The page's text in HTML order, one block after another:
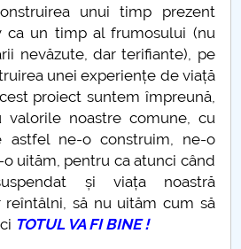
profesorilor de la UPIT contează
conștient?
tehnologice și nu numai...
de a sarbatori Craciunul
unui timp prezent
ca un timp al frumosului (nu
nevăzute, dar terifiante), pe
unei experiențe de viață
proiect suntem împreună,
noastre comune, cu
astfel ne-o construim, ne-o
uităm, pentru ca atunci când
și viața noastră
reîntâlni, să nu uităm cum să
TOTUL VA FI BINE !